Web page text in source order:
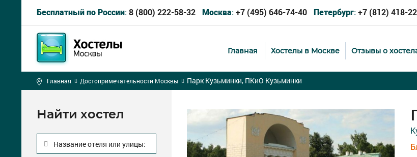
Бесплатный по России: 8 (800) 222-58-32 Москва: +7 (495) 646-74-40 Петербург: +7 (812) 418-
Главная Хостелы в Москве Отзывы о
Главная Достопримечательности Москвы Парк Кузьминки, ПКиО Кузьминки
Найти хостел
Название отеля или улицы: